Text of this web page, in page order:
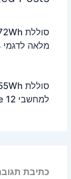
מלאה לדגמי VivoBook 14 ו-ADOL13
למחשבי Dell Latitude 12 ו-14
כתיבת